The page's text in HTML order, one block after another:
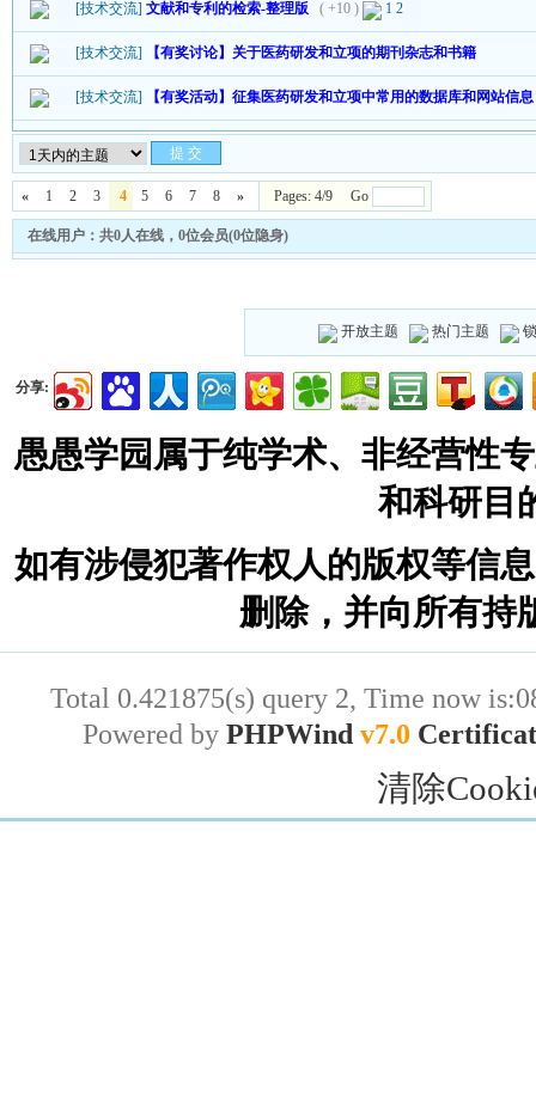
[技术交流] 文献和专利的检索-整理版 ( +10 ) 1 2
[技术交流] 【有奖讨论】关于医药研发和立项的期刊杂志和书籍
[技术交流] 【有奖活动】征集医药研发和立项中常用的数据库和网站信息
« 1 2 3 4 5 6 7 8 » Pages: 4/9 Go
在线用户：共0人在线，0位会员(0位隐身)
开放主题 热门主题
分享:
愚愚学园属于纯学术、非经营性
和科研目
如有涉侵犯著作权人的版权等信
删除，并向所有持
Total 0.421875(s) query 2, Time now
Powered by PHPWind v7.0
清除